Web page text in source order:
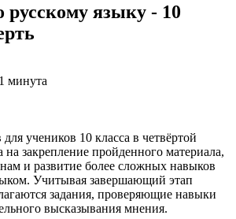
языку - 10
минута
учеников 10 класса в четвёртой
на закрепление пройденного материала,
и развитие более сложных навыков
Учитывая завершающий этап
задания, проверяющие навыки
высказывания мнения.